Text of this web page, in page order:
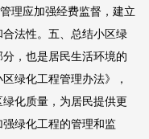
理应加强经费监督，建立
法性。五、总结小区绿
，也是居民生活环境的
绿化工程管理办法》，
化质量，为居民提供更
绿化工程的管理和监